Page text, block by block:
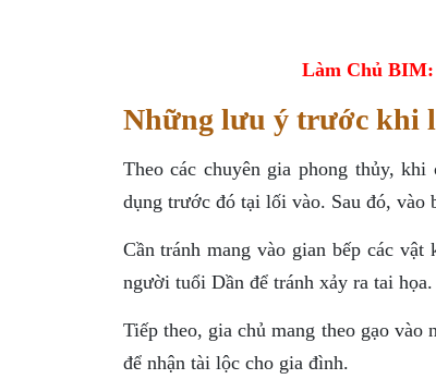
Làm Chủ BIM:
Những lưu ý trước khi
Theo các chuyên gia phong thủy,
dụng trước đó tại lối vào. Sau đó, vào
Cần tránh mang vào gian bếp các
người tuổi Dần để tránh xảy ra tai họa.
Tiếp theo, gia chủ mang theo gạo
để nhận tài lộc cho gia đình.